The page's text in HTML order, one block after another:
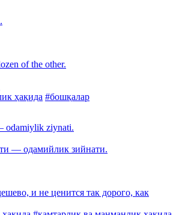
of the other.
ҳақида #бошқалар
odamiylik ziynati.
— одамийлик зийнати.
и не ценится так дорого, как